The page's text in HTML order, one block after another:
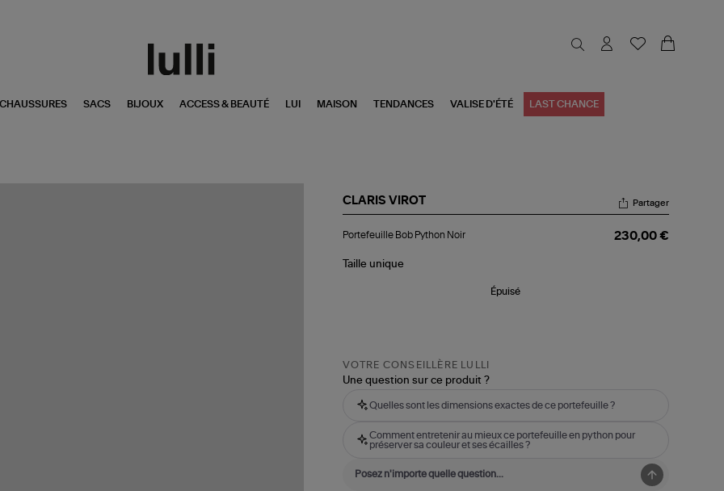
CHAUSSURES SACS BIJOUX ACCESS & BEAUTÉ LUI MAISON TENDANCES VALISE D'ÉTÉ LAST CHANCE
CLARIS VIROT
Bob
Noir
Partager
Portefeuille Bob Python Noir 230,00 €
Taille unique
Épuisé
VOTRE CONSEILLÈRE LULLI
Une question sur ce produit ?
Quelles sont les dimensions exactes de ce portefeuille ?
Comment entretenir au mieux ce portefeuille en python pour
préserver sa couleur et ses écailles ?